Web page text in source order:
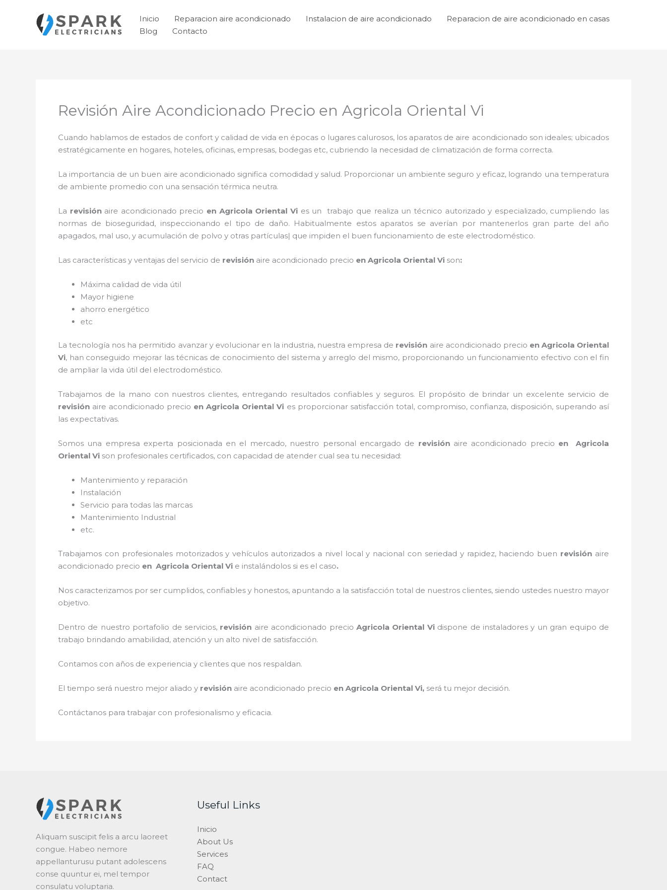
contenido
Inicio Reparacion aire acondicionado Instalacion de aire acondicionado
Reparacion de aire acondicionado en casas
Blog
Contacto
Revisión Aire Acondicionado Precio en Agricola Oriental Vi
Cuando hablamos de estados de confort y calidad de vida en épocas o lugares calurosos, los aparatos de aire acondicionado son ideales; ubicados
estratégicamente en hogares, hoteles, oficinas, empresas, bodegas etc, cubriendo la necesidad de climatización de forma correcta.
La importancia de un buen aire acondicionado significa comodidad y salud. Proporcionar un ambiente seguro y eficaz, logrando una temperatura
de ambiente promedio con una sensación térmica neutra.
La revisiónaire acondicionado precio en Agricola Oriental Vi es un
trabajo que realiza un técnico autorizado y especializado, cumpliendo las
normas de bioseguridad, inspeccionando el tipo de daño. Habitualmente estos aparatos se averían por mantenerlos gran parte del año
apagados, mal uso, y acumulación de polvo y otras partículas| que impiden el buen funcionamiento de este electrodoméstico.
Las características y ventajas del servicio de revisión aire acondicionado precio en Agricola Oriental Vi son:
Máxima calidad de vida útil
Mayor higiene
ahorro energético
etc
La tecnología nos ha permitido avanzar y evolucionar en la industria, nuestra empresa de revisión aire acondicionado precio en Agricola Oriental
Vi, han conseguido mejorar las técnicas de conocimiento del sistema y arreglo del mismo, proporcionando un funcionamiento efectivo con el fin
de ampliar la vida útil del electrodoméstico.
Trabajamos de la mano con nuestros clientes, entregando resultados confiables y seguros. El propósito de brindar un excelente servicio de
revisión aire acondicionado precio en Agricola Oriental Vi es proporcionar satisfacción total, compromiso, confianza, disposición, superando así
las expectativas.
Somos una empresa experta posicionada en el mercado, nuestro personal encargado de revisiónaire acondicionado precio en Agricola
Oriental Vi son profesionales certificados, con capacidad de atender cual sea tu necesidad:
Mantenimiento y reparación
Instalación
Servicio para todas las marcas
Mantenimiento Industrial
etc.
Trabajamos con profesionales motorizados y vehículos autorizados a nivel local y nacional con seriedad y rapidez, haciendo buen revisión aire
acondicionado precio en Agricola Oriental Vi e instalándolos si es el caso.
Nos caracterizamos por ser cumplidos, confiables y honestos, apuntando a la satisfacción total de nuestros clientes, siendo ustedes nuestro mayor
objetivo.
Dentro de nuestro portafolio de servicios, revisión aire acondicionado precio Agricola Oriental Vidispone de instaladores y un gran equipo de
trabajo brindando amabilidad, atención y un alto nivel de satisfacción.
Contamos con años de experiencia y clientes que nos respaldan.
El tiempo será nuestro mejor aliado y revisión aire acondicionado precio en Agricola Oriental Vi, será tu mejor decisión.
Contáctanos para trabajar con profesionalismo y eficacia.
Aliquam suscipit felis a arcu laoreet
congue. Habeo nemore
appellanturusu putant adolescens
conse quuntur ei, mel tempor
consulatu voluptaria.
Useful Links
Inicio
About Us
Services
FAQ
Contact